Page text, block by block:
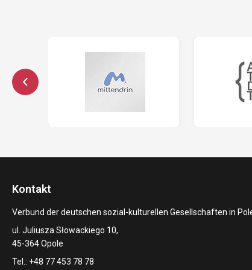
Kontakt
Verbund der deutschen sozial-kulturellen Gesellschaften in
ul. Juliusza Słowackiego 10,
45-364 Opole
Tel.: +48 77 453 78 78